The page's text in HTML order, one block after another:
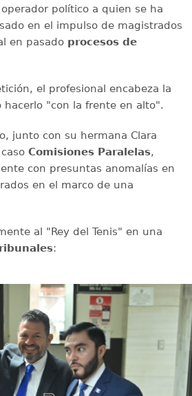
político a quien se ha
en el impulso de magistrados
en pasado procesos de
el profesional encabeza la
hacerlo "con la frente en alto".
junto con su hermana Clara
Comisiones Paralelas,
con presuntas anomalías en
en el marco de una
al "Rey del Tenis" en una
: